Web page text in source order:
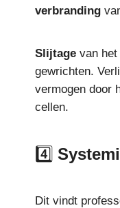
verbranding
Slijtage van het
gewrichten.
vermogen door
cellen.
4️⃣
Dit vindt